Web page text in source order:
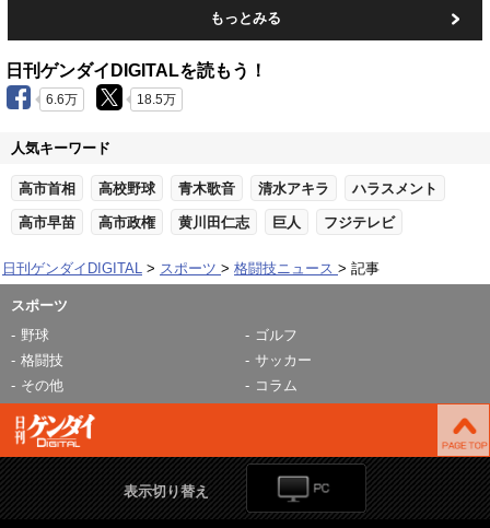
もっとみる
日刊ゲンダイDIGITALを読もう！
6.6万 18.5万
人気キーワード
高市首相 高校野球 青木歌音 清水アキラ ハラスメント
高市早苗 高市政権 黄川田仁志 巨人 フジテレビ
日刊ゲンダイDIGITAL スポーツ 格闘技ニュース 記事
スポーツ
野球
ゴルフ
格闘技
サッカー
その他
コラム
表示切り替え